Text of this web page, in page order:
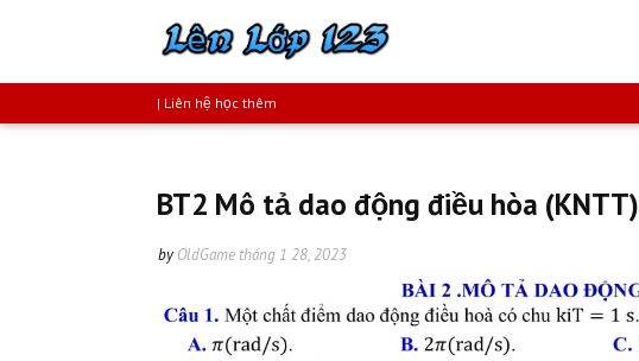
| Liên hệ học thêm
BT2 Mô tả dao động điều hòa (KNTT)
by OldGame tháng 1 28, 2023